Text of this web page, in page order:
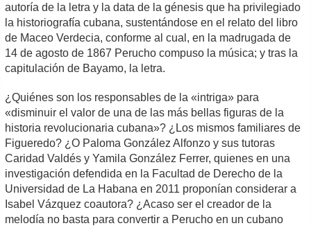
autoría de la letra y la data de la génesis que ha privilegiado
la historiografía cubana, sustentándose en el relato del libro
de Maceo Verdecia, conforme al cual, en la madrugada de
14 de agosto de 1867 Perucho compuso la música; y tras la
capitulación de Bayamo, la letra.
¿Quiénes son los responsables de la «intriga» para
«disminuir el valor de una de las más bellas figuras de la
historia revolucionaria cubana»? ¿Los mismos familiares de
Figueredo? ¿O Paloma González Alfonzo y sus tutoras
Caridad Valdés y Yamila González Ferrer, quienes en una
investigación defendida en la Facultad de Derecho de la
Universidad de La Habana en 2011 proponían considerar a
Isabel Vázquez coautora? ¿Acaso ser el creador de la
melodía no basta para convertir a Perucho en un cubano